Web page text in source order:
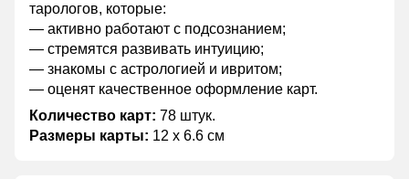
тарологов, которые:
— активно работают с подсознанием;
— стремятся развивать интуицию;
— знакомы с астрологией и ивритом;
— оценят качественное оформление карт.
Количество карт: 78 штук.
Размеры карты: 12 х 6.6 см